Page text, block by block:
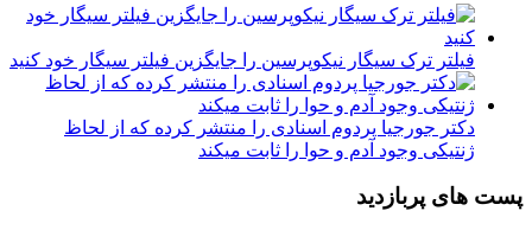
فیلتر ترک سیگار نیکوپرسین را جایگزین فیلتر سیگار خود کنید
دکتر جورجیا پردوم اسنادی را منتشر کرده که از لحاظ
ژنتیکی وجود آدم و حوا را ثابت میکند
پست های پربازدید